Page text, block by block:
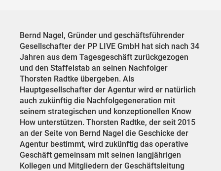
Bernd Nagel, Gründer und geschäftsführender
Gesellschafter der PP LIVE GmbH hat sich nach 34
Jahren aus dem Tagesgeschäft zurückgezogen
und den Staffelstab an seinen Nachfolger
Thorsten Radtke übergeben. Als
Hauptgesellschafter der Agentur wird er natürlich
auch zukünftig die Nachfolgegeneration mit
seinem strategischen und konzeptionellen Know
How unterstützen. Thorsten Radtke, der seit 2015
an der Seite von Bernd Nagel die Geschicke der
Agentur bestimmt, wird zukünftig das operative
Geschäft gemeinsam mit seinen langjährigen
Kollegen und Mitgliedern der Geschäftsleitung